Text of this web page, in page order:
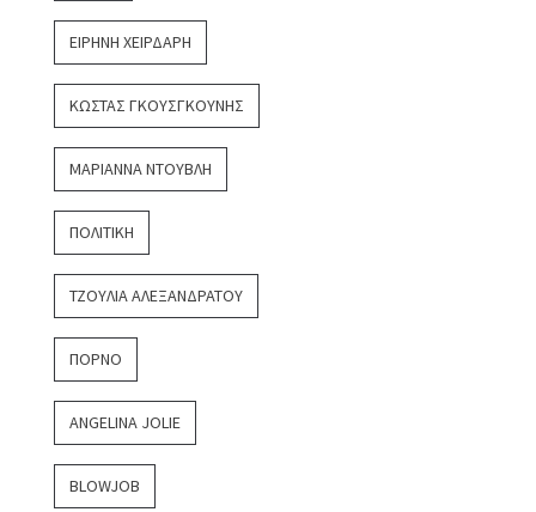
ΕΙΡΉΝΗ ΧΕΙΡΔΆΡΗ
ΚΏΣΤΑΣ ΓΚΟΥΣΓΚΟΎΝΗΣ
ΜΑΡΙΆΝΝΑ ΝΤΟΎΒΛΗ
ΠΟΛΙΤΙΚΉ
ΤΖΟΎΛΙΑ ΑΛΕΞΑΝΔΡΆΤΟΥ
ΠΟΡΝΌ
ANGELINA JOLIE
BLOWJOB